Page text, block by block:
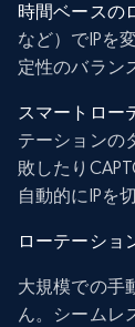
時間ベースの
など）でIPを
定性のバラン
スマートロー
テーションの
敗したり
自動的にIPを
ローテーショ
大規模での手
ん。シームレ